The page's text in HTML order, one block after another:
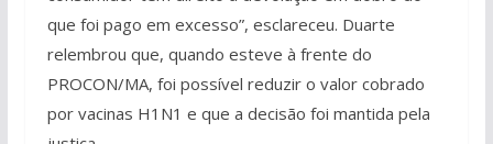
que foi pago em excesso”, esclareceu. Duarte
relembrou que, quando esteve à frente do
PROCON/MA, foi possível reduzir o valor cobrado
por vacinas H1N1 e que a decisão foi mantida pela